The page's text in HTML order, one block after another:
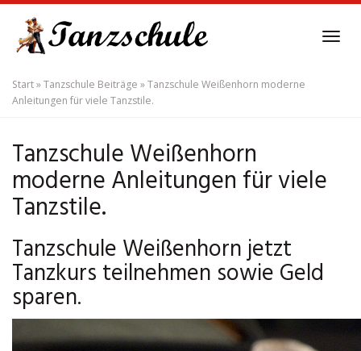
main
content
Start»Tanzschule Beiträge »Tanzschule Weißenhorn moderne
Anleitungen für viele Tanzstile.
Tanzschule Weißenhorn
moderne Anleitungen für viele
Tanzstile.
Tanzschule Weißenhorn jetzt
Tanzkurs teilnehmen sowie Geld
sparen.